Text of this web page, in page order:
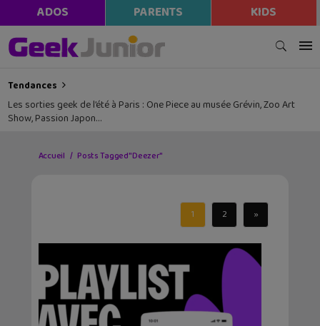
ADOS PARENTS KIDS
Tendances
Les sorties geek de l’été à Paris : One Piece au musée Grévin, Zoo Art
Show, Passion Japon…
Accueil Posts Tagged "Deezer"
1 2 »